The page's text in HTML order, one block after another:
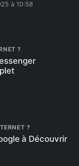
à 10:58
?
?
à Découvrir